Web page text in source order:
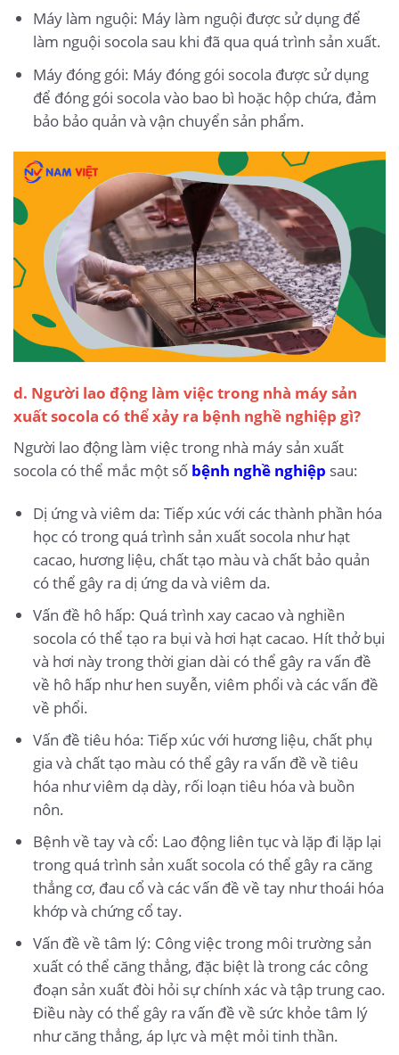
Máy làm nguội: Máy làm nguội được sử dụng để
làm nguội socola sau khi đã qua quá trình sản xuất.
Máy đóng gói: Máy đóng gói socola được sử dụng
để đóng gói socola vào bao bì hoặc hộp chứa, đảm
bảo bảo quản và vận chuyển sản phẩm.
d. Người lao động làm việc trong nhà máy sản
xuất socola có thể xảy ra bệnh nghề nghiệp gì?
Người lao động làm việc trong nhà máy sản xuất
socola có thể mắc một số bệnh nghề nghiệp sau:
Dị ứng và viêm da: Tiếp xúc với các thành phần hóa
học có trong quá trình sản xuất socola như hạt
cacao, hương liệu, chất tạo màu và chất bảo quản
có thể gây ra dị ứng da và viêm da.
Vấn đề hô hấp: Quá trình xay cacao và nghiền
socola có thể tạo ra bụi và hơi hạt cacao. Hít thở bụi
và hơi này trong thời gian dài có thể gây ra vấn đề
về hô hấp như hen suyễn, viêm phổi và các vấn đề
về phổi.
Vấn đề tiêu hóa: Tiếp xúc với hương liệu, chất phụ
gia và chất tạo màu có thể gây ra vấn đề về tiêu
hóa như viêm dạ dày, rối loạn tiêu hóa và buồn
nôn.
Bệnh về tay và cổ: Lao động liên tục và lặp đi lặp lại
trong quá trình sản xuất socola có thể gây ra căng
thẳng cơ, đau cổ và các vấn đề về tay như thoái hóa
khớp và chứng cổ tay.
Vấn đề về tâm lý: Công việc trong môi trường sản
xuất có thể căng thẳng, đặc biệt là trong các công
đoạn sản xuất đòi hỏi sự chính xác và tập trung cao.
Điều này có thể gây ra vấn đề về sức khỏe tâm lý
như căng thẳng, áp lực và mệt mỏi tinh thần.